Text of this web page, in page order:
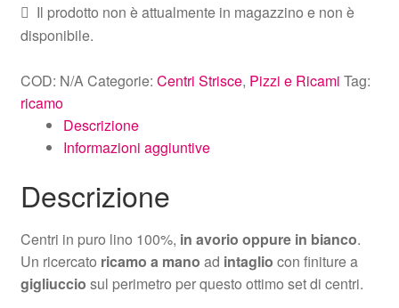
Il prodotto non è attualmente in magazzino e non è
disponibile.
COD: N/ACategorie: Centri Strisce, Pizzi e Ricami Tag:
ricamo
Descrizione
Informazioni aggiuntive
Descrizione
Centri in puro lino 100%, in avorio oppure in bianco.
Un ricercato ricamo a mano ad intaglio con finiture a
gigliuccio sul perimetro per questo ottimo set di centri.